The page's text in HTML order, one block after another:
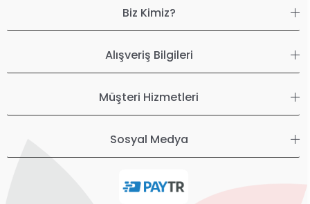
Biz Kimiz?
Alışveriş Bilgileri
Müşteri Hizmetleri
Sosyal Medya